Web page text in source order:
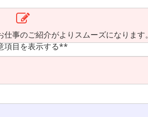
事のご紹介がよりスムーズになります。
項目を表示する**